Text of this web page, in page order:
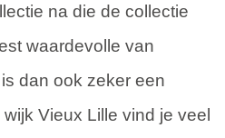
na die de collectie
waardevolle van
dan ook zeker een
Vieux Lille vind je veel